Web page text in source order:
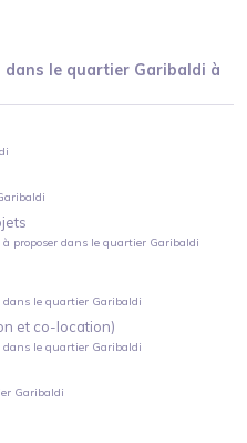
dans le quartier Garibaldi à
proposer dans le quartier Garibaldi
dans le quartier Garibaldi
et co-location)
dans le quartier Garibaldi
Garibaldi